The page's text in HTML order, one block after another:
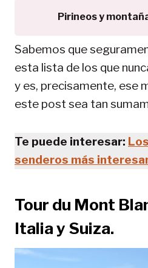
Pirineos y
Sabemos que
esta lista de los que
y es, precisamente, ese
este post sea tan
Te puede interesar:
senderos más
Tour du Mont
Italia y Suiza.